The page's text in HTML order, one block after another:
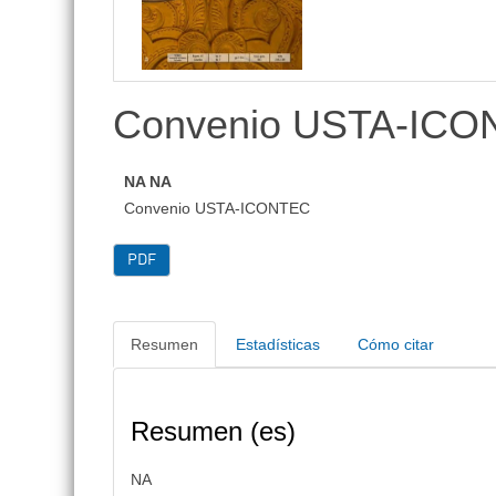
lateral
Convenio USTA-
NA NA
Convenio USTA-ICONTEC
PDF
Resumen Estadísticas Cómo citar
Resumen (es)
NA